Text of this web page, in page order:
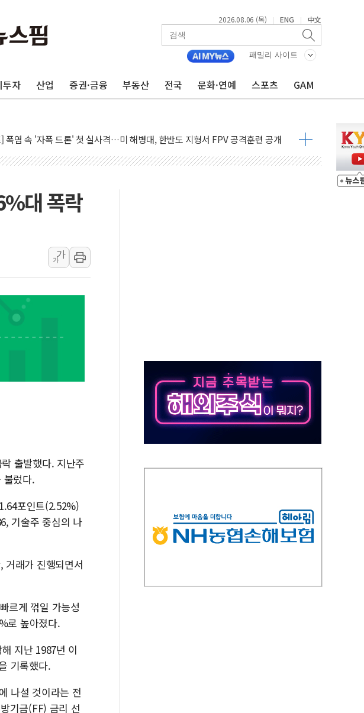
2026.08.06 (목) | ENG | 中文
패밀리 사이트
투자 산업 증권·금융 부동산 전국 문화·연예 스포츠 GAM
뉴스] 어린이집·유치원 비상! 수족구병이 다시 유행합니다.
폭염 속 '자폭 드론' 첫 실사격…미 해병대, 한반도 지형서 FPV 공격훈련 공개
"국고채 PD 15곳, 관행 아닌 담합…76조2000억 입찰 영향"
화오션·에코프로비엠 등 '슈퍼을' 5곳 선정...소부장 핵심기업 추가 육성
, 해외직구 물놀이기구·유아용품 등 94개 제품 안전기준 '부적합'
가 정부24에서 자녀 출입국증명서 발급…7일부터 온라인 대리 신청 가능
청, 전국 시·도 구급과장 회의…중증환자 이송체계 전국 확대 점검
임신·출산·육아 지원 한눈에'…인사처, 공무원 인사제도 안내서 발간
신 우수사례 세계에 알린다…식약처 AI 심사·소방청 119안심콜 영문 영상 제작
래 "2차 TV토론으로 게임 끝…김민석, 신천지 허위신고에 배신 사과 안 해"
, 사관학교 통합 비판…"국방개혁은 정치적 감정 따라 추진해선 안 돼"
스, 붉은사막 영상 콘테스트 '비욘드 디 어비스' 수상작 발표
이커] 코셔에서 할랄까지…대상, 종가가 넘은 건 국경 아닌 '식문화 장벽'
주] 비철금속 업종 11% 급등…구리 가격 상승 전망 부각
자산운용, 코스닥 성장주 담은 채권혼합 펀드 2종 출시
대 폭락
가
가
출발했다. 지난주
불렀다.
포인트(2.52%)
기술주 중심의 나
거래가 진행되면서
르게 꺾일 가능성
로 높아졌다.
지난 1987년 이
기록했다.
나설 것이라는 전
기금(FF) 금리 선